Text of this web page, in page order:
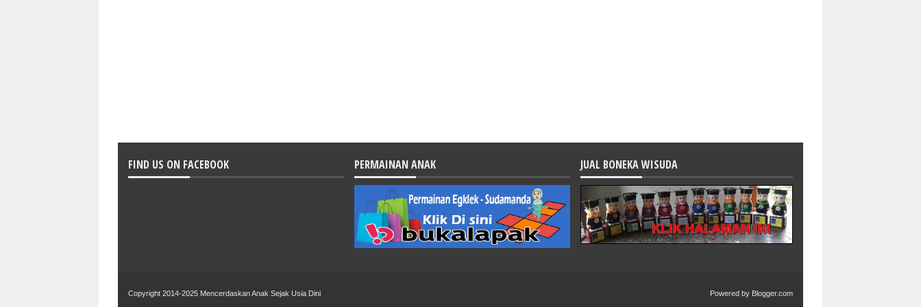
FIND US ON FACEBOOK PERMAINAN ANAK JUAL BONEKA WISUDA
Copyright 2014-2025 Mencerdaskan Anak Sejak Usia Dini Powered by Blogger.com